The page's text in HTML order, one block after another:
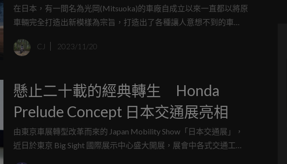
場
在日本，有一間名為光岡(Mitsuoka)的車廠自成立以來一直都以將原
車輛完全打造出新模樣為宗旨，打造出了各種讓人意想不到的車
「古典鴨」的Toyota Yaris - Viewt story等都是旗下相當知名的產
CJ 2023/11/20
懸止二十載的經典轉生 Honda
Prelude Concept 日本交通展亮相
由東京車展轉型改革而來的 Japan Mobility Show「日本交通展」，
近日於東京 Big Sight 國際展示中心盛大開展，展會中各式交通工具